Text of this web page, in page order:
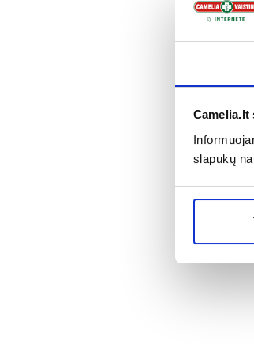
Camelia.lt
slapukų